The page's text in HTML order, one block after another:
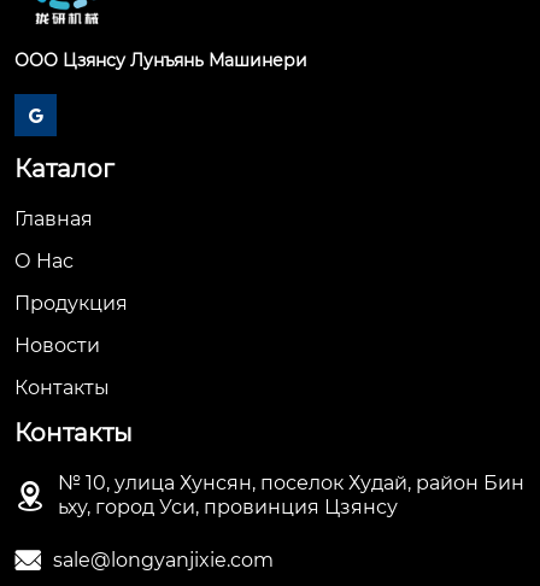
ООО Цзянсу Лунъянь Машинери

Каталог
Главная
О Hас
Продукция
Новости
Контакты
Контакты

№ 10, улица Хунсян, поселок Худай, район Бин
ьху, город Уси, провинция Цзянсу
 sale@longyanjixie.com